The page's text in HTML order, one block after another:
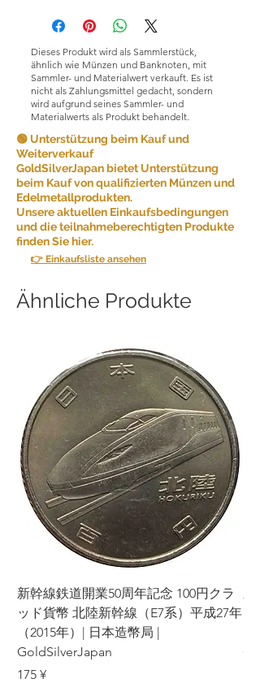
Dieses Produkt wird als Sammlerstück,
ähnlich wie Münzen und Banknoten, mit
Sammler- und Materialwert verkauft. Es ist
nicht als Zahlungsmittel gedacht, sondern
wird aufgrund seines Sammler- und
Materialwerts als Produkt behandelt.
🟢 Unterstützung beim Kauf und
Weiterverkauf
GoldSilverJapan bietet Unterstützung
beim Kauf von qualifizierten Münzen und
Edelmetallprodukten.
Unsere aktuellen Einkaufsbedingungen
und die teilnahmeberechtigten Produkte
finden Sie hier.
👉 Einkaufsliste ansehen
Ähnliche Produkte
新幹線鉄道開業50周年記念 100円クラ
ッド貨幣 北陸新幹線（E7系）平成27年
（2015年）| 日本造幣局 |
GoldSilverJapan
Preis
175 ¥